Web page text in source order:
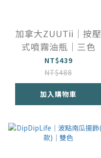
加拿大ZUUTii｜按壓
式噴霧油瓶｜三色
NT$439
NT$488
加入購物車